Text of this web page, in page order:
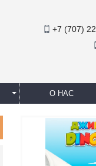
+7 (707)
О НАС